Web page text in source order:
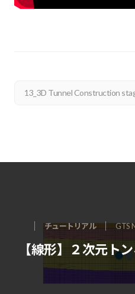
13_3D Tunnel Construction
チュートリアル GTS
【線形】２次元ト